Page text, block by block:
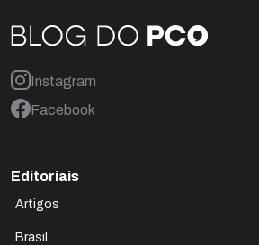
Instagram
Facebook
Editoriais
Artigos
Brasil